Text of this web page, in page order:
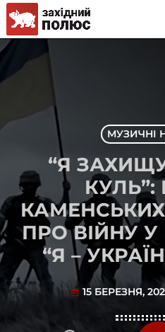
МУЗИЧНІ
“Я
КУЛЬ”:
ПРО ВІЙНУ У
“Я –
today 15 БЕРЕЗНЯ,